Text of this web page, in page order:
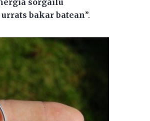
bakar batean”.